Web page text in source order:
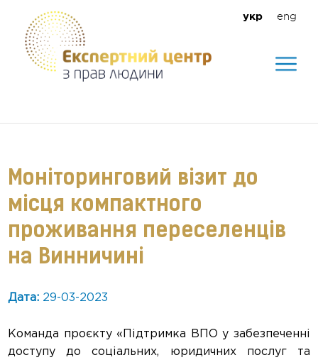
укр eng
Моніторинговий візит до
місця компактного
проживання переселенців
на Винничині
Дата: 29-03-2023
Команда проєкту «Підтримка ВПО у забезпеченні
доступу до соціальних, юридичних послуг та